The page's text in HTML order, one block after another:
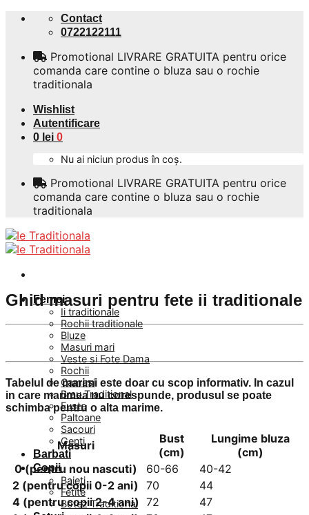
Skip
Contact
0722122111
Promotional LIVRARE GRATUITA pentru orice
comanda care contine o bluza sau o rochie
traditionala
Wishlist
Autentificare
0 lei 0
Nu ai niciun produs în coș.
Promotional LIVRARE GRATUITA pentru orice
comanda care contine o bluza sau o rochie
traditionala
Femei
Ii traditionale
Rochii traditionale
Bluze
Masuri mari
Veste si Fote Dama
Rochii
Camasi
Brau Traditional
Fuste
Paltoane
Sacouri
Genti
Barbati
Copii
Baieti
Fetite
Botez Traditional
Ghid masuri pentru fete ii traditionale
Tabelul de marimi este doar cu scop informativ. In cazul
in care marimea nu corespunde, produsul se poate
schimba pentru o alta marime.
Masuri
Bust
(cm)
Lungime bluza
(cm)
0 (pentru nou nascuti)
60-66
40-42
2 (pentru copii 0-2 ani)
70
44
4 (pentru copii 2-4 ani) 72
47